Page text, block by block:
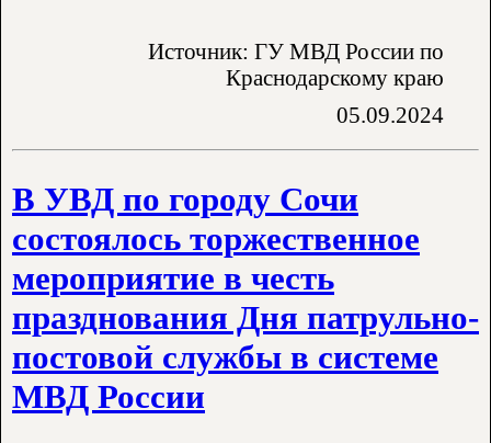
Источник: ГУ МВД России по
Краснодарскому краю
05.09.2024
В УВД по городу Сочи
состоялось торжественное
мероприятие в честь
празднования Дня патрульно-
постовой службы в системе
МВД России